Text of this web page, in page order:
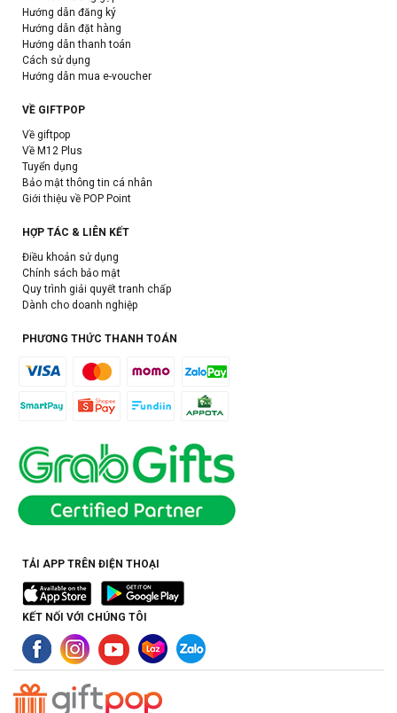
Hướng dẫn đăng ký
Hướng dẫn đặt hàng
Hướng dẫn thanh toán
Cách sử dụng
Hướng dẫn mua e-voucher
VỀ GIFTPOP
Về giftpop
Về M12 Plus
Tuyển dụng
Bảo mật thông tin cá nhân
Giới thiệu về POP Point
HỢP TÁC & LIÊN KẾT
Điều khoản sử dụng
Chính sách bảo mật
Quy trình giải quyết tranh chấp
Dành cho doanh nghiệp
PHƯƠNG THỨC THANH TOÁN
TẢI APP TRÊN ĐIỆN THOẠI
KẾT NỐI VỚI CHÚNG TÔI